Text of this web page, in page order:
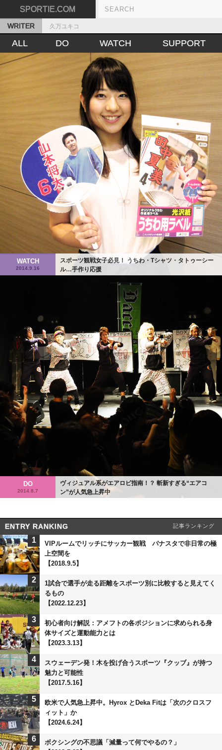
SPORTIE.COM
WRITER 久万ユキコ
ALL DO WATCH SUPPORT
WATCH
2014.9.16
スポーツ観戦女子必見！ うちわ・Tシャツ・タトゥーシー
ル…手作り応援
DO
2014.8.7
ヴィジュアル系がエアロビ指南！？ 斬新すぎる“エアコ
ン”が人気急上昇中
ENTRY RANKING 記事ランキング
1
VIPルームでリッチにサッカー観戦 パナスタで非日常の極
上空間を
【2018.9.5】
2
1試合で選手が走る距離をスポーツ別に比較すると見えてく
るもの
【2022.12.23】
3
初心者向け解説：アメフトの各ポジションに求められる身
体サイズと運動能力とは
【2023.3.13】
4
スウェーデン発！木を投げ合うスポーツ『クッブ』が持つ
魅力と可能性
【2017.5.16】
5
欧米で人気急上昇中。Hyrox とDeka Fitは「次のクロスフ
ィット」か
【2024.6.24】
6
ボクシングの不思議「減量って何でやるの？」